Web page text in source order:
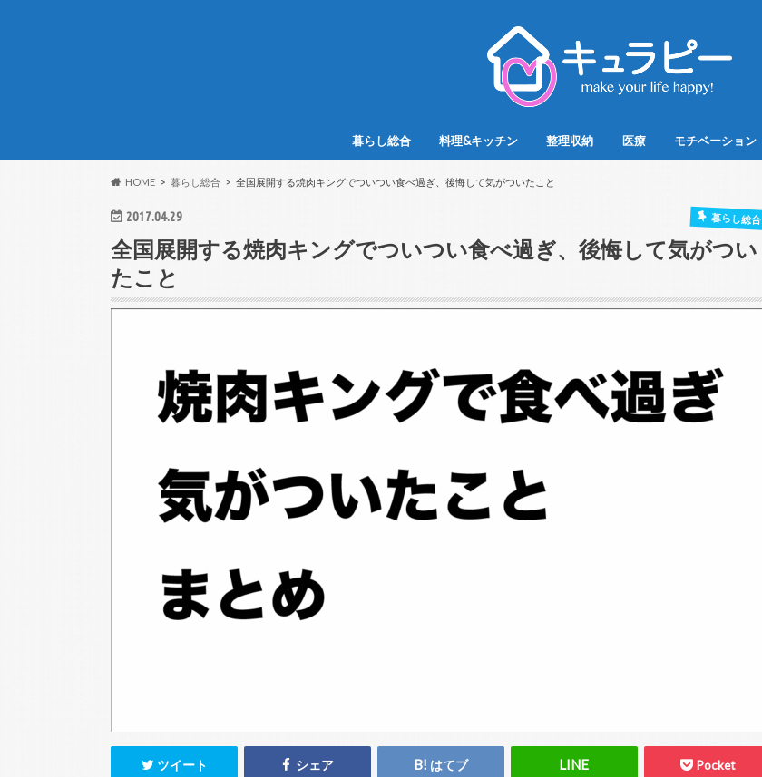
暮らし総合 料理&キッチン 整理収納 医療 モチベーション
HOME 暮らし総合 全国展開する焼肉キングでついつい食べ過ぎ、後悔して気がついたこと
2017.04.29 暮らし総合
全国展開する焼肉キングでついつい食べ過ぎ、後悔して気がつい
たこと
ツイート シェア はてブ Pocket